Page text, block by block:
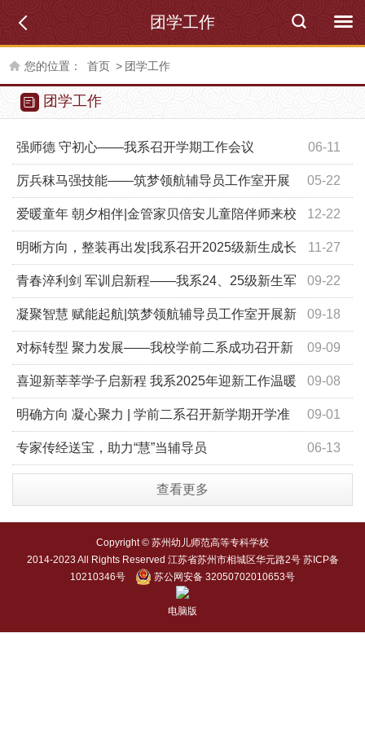
团学工作
您的位置： 首页 > 团学工作
团学工作
06-11
强师德 守初心——我系召开学期工作会议
05-22
厉兵秣马强技能——筑梦领航辅导员工作室开展
辅导员骨干训练营模拟活动 12-22
爱暖童年 朝夕相伴|金管家贝倍安儿童陪伴师来校
开展招聘宣讲会 11-27
明晰方向，整装再出发|我系召开2025级新生成长
教育大会 09-22
青春淬利剑 军训启新程——我系24、25级新生军
训圆满收官 09-18
凝聚智慧 赋能起航|筑梦领航辅导员工作室开展新
学期班级与学生干部管理工作研讨活动 09-09
对标转型 聚力发展——我校学前二系成功召开新
学期系部转型发展研讨会 09-08
喜迎新莘莘学子启新程 我系2025年迎新工作温暖
落幕 09-01
明确方向 凝心聚力 | 学前二系召开新学期开学准
备会议 06-13
专家传经送宝，助力“慧”当辅导员
查看更多
Copyright © 苏州幼儿师范高等专科学校
2014-2023 All Rights Reserved 江苏省苏州市相城区华元路2号 苏ICP备
10210346号
苏公网安备 32050702010653号
电脑版